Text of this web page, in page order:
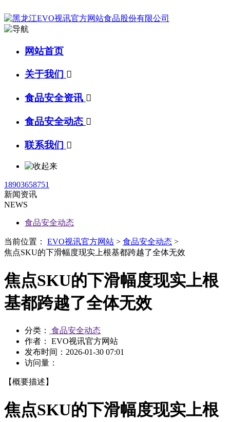
网站首页
关于我们 
食品安全资讯 
食品安全动态 
联系我们 
18903658751
新闻资讯
NEWS
食品安全动态
当前位置： EVO视讯官方网站 > 食品安全动态 >
焦点SKU的下滑幅度现实上根基都跨越了全体无效
焦点SKU的下滑幅度现实上根
基都跨越了全体无效
分类：
食品安全动态
作者： EVO视讯官方网站
发布时间： 2026-01-30 07:01
访问量：
【概要描述】
焦点SKU的下滑幅度现实上根